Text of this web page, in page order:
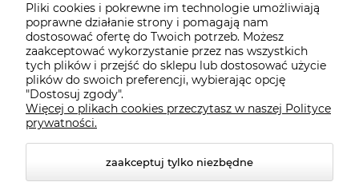
Gwarancja i Serwis
Pliki cookies i pokrewne im technologie umożliwiają
poprawne działanie strony i pomagają nam
dostosować ofertę do Twoich potrzeb. Możesz
zaakceptować wykorzystanie przez nas wszystkich
tych plików i przejść do sklepu lub dostosować użycie
plików do swoich preferencji, wybierając opcję
"Dostosuj zgody".
Więcej o plikach cookies przeczytasz w naszej Polityce
prywatności.
zaakceptuj tylko niezbędne